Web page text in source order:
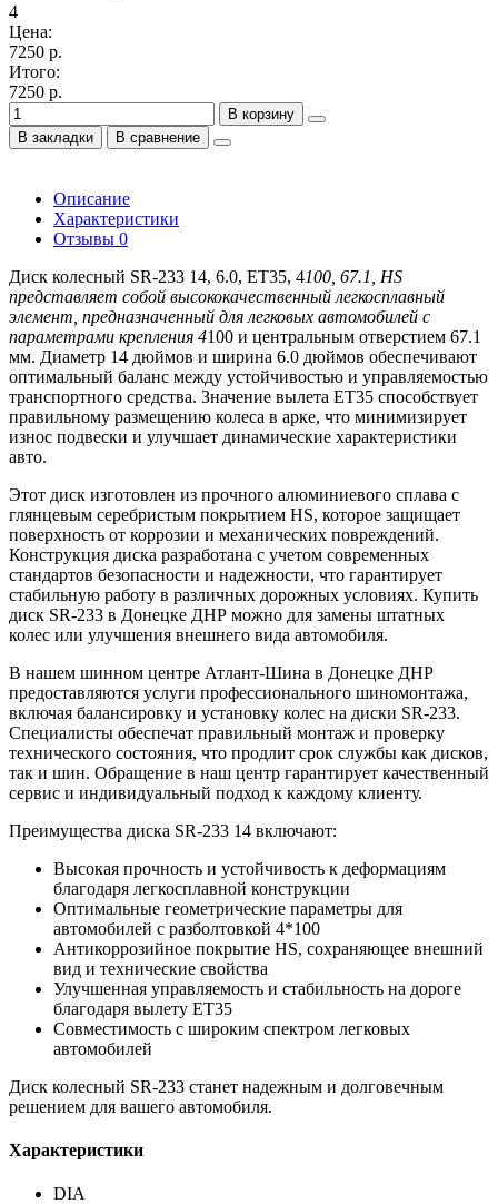
4
Цена:
7250 р.
Итого:
7250 р.
В корзину
В закладки
В сравнение
Описание
Характеристики
Отзывы 0
Диск колесный SR-233 14, 6.0, ET35, 4100, 67.1, HS
представляет собой высококачественный легкосплавный
элемент, предназначенный для легковых автомобилей с
параметрами крепления 4100 и центральным отверстием 67.1
мм. Диаметр 14 дюймов и ширина 6.0 дюймов обеспечивают
оптимальный баланс между устойчивостью и управляемостью
транспортного средства. Значение вылета ET35 способствует
правильному размещению колеса в арке, что минимизирует
износ подвески и улучшает динамические характеристики
авто.
Этот диск изготовлен из прочного алюминиевого сплава с
глянцевым серебристым покрытием HS, которое защищает
поверхность от коррозии и механических повреждений.
Конструкция диска разработана с учетом современных
стандартов безопасности и надежности, что гарантирует
стабильную работу в различных дорожных условиях. Купить
диск SR-233 в Донецке ДНР можно для замены штатных
колес или улучшения внешнего вида автомобиля.
В нашем шинном центре Атлант-Шина в Донецке ДНР
предоставляются услуги профессионального шиномонтажа,
включая балансировку и установку колес на диски SR-233.
Специалисты обеспечат правильный монтаж и проверку
технического состояния, что продлит срок службы как дисков,
так и шин. Обращение в наш центр гарантирует качественный
сервис и индивидуальный подход к каждому клиенту.
Преимущества диска SR-233 14 включают:
Высокая прочность и устойчивость к деформациям
благодаря легкосплавной конструкции
Оптимальные геометрические параметры для
автомобилей с разболтовкой 4*100
Антикоррозийное покрытие HS, сохраняющее внешний
вид и технические свойства
Улучшенная управляемость и стабильность на дороге
благодаря вылету ET35
Совместимость с широким спектром легковых
автомобилей
Диск колесный SR-233 станет надежным и долговечным
решением для вашего автомобиля.
Характеристики
DIA